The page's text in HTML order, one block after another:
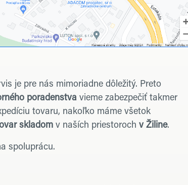
je pre nás mimoriadne dôležitý. Preto
poradenstva vieme zabezpečiť takmer
tovaru, nakoľko máme všetok
skladomv naších priestoroch v Žiline.
spoluprácu.